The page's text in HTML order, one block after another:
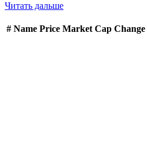
Читать дальше
# Name Price Market Cap Change